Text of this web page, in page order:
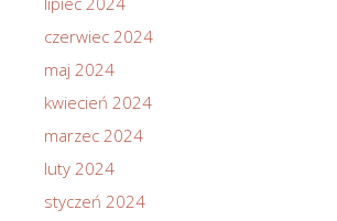
czerwiec 2024
maj 2024
kwiecień 2024
marzec 2024
luty 2024
styczeń 2024